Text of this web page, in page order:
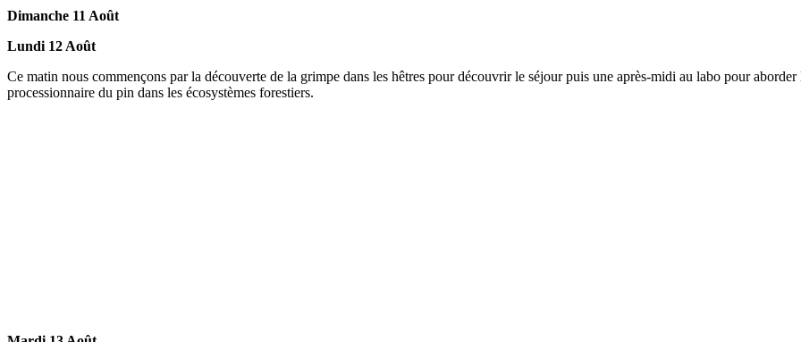
Dimanche 11 Août
Lundi 12 Août
Ce matin nous commençons par la découverte de la grimpe dans les hêtres pour découvrir le séjour puis une après-midi au labo pour
processionnaire du pin dans les écosystèmes forestiers.